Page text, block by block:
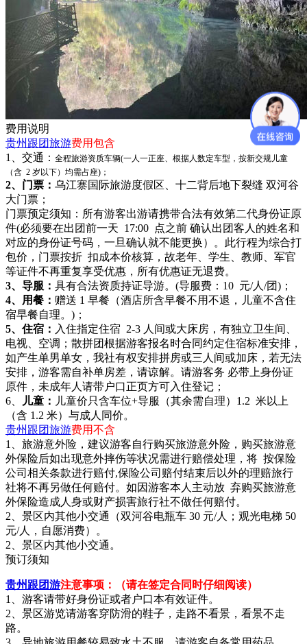
费用说明
贵州跟团旅游费用包含
1、交通： 全程旅游资质车辆(一人一正座、根据人数定车型，按新交规儿童
（含 2 岁以下）均需占座)；
2、 门票： 乌江寨国际旅游度假区、十二背后地下裂缝 双河谷
大门票；
门票预定须知：所有游客出游请携带合法有效第二代身份证原
件(必须要在出团前一天 17:00 点之前 确认出团客人的姓名和
对应的身份证号码，一旦确认就不能更换）。此行程为综合打
包价，门票按折 扣成本价核算，故老年、学生、教师、军官
等证件不再重复享受优惠，所有优惠证无退费。
3、 导服： 具有合法资质持证导游。(导服费：10 元/人/团)；
4、用餐： 赠送 1 早餐（酒店所含早餐不用不退，儿童不含住
宿早餐自理。)；
5、住宿： 入住指定住宿 2-3 人间或大床房，有独立卫生间、
电视、空调；散拼团根据游客报名时合同约定住宿标准安排，
如产生单男单女，我社有权安排拼房或三人间或加床，若无法
安排，游客需自补单房差，请谅解。请游客务 必带上身份证
原件，未成年人请带户口正页方可入住登记；
6、
儿童： 儿童价只含车位+导服（其余需自理）1.2 米以上
（含 1.2 米）与成人同价。
贵州跟团旅游费用不含
1、旅游意外险，建议游客自行购买旅游意外险，购买旅游意
外保险后如出现意外摔伤等状况需进行赔偿处理，将 按保险
公司相关条款进行赔付,保险公司赔付结束后以外的理赔旅行
社将不再另做任何赔付。如因游客本人主动放 弃购买旅游意
外保险造成人身或财产损害旅行社不做任何赔付。
2、景区内其他小交通（双河谷电瓶车 30 元/人；观光电梯 50
元/人，自愿消费）。
2、景区内其他小交通。
预订须知
贵州跟团游注意事项：（请在签定合同时仔细阅读）
1、游客请带好身份证或者户口本有效证件。
2、景区游览请游客穿防滑的鞋子，走路不看景，看景不走
路。